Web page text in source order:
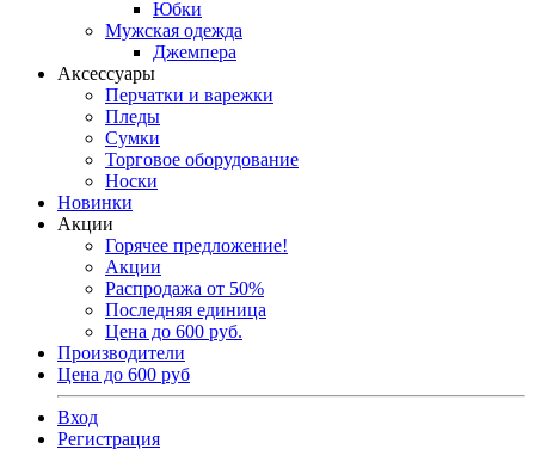
Юбки
Мужская одежда
Джемпера
Аксессуары
Перчатки и варежки
Пледы
Сумки
Торговое оборудование
Носки
Новинки
Акции
Горячее предложение!
Акции
Распродажа от 50%
Последняя единица
Цена до 600 руб.
Производители
Цена до 600 руб
Вход
Регистрация